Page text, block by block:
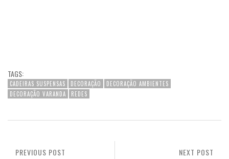
TAGS:
CADEIRAS SUSPENSAS DECORAÇÃO
DECORAÇÃO AMBIENTES
DECORAÇÃO VARANDA
REDES
NEXT POST
PREVIOUS POST